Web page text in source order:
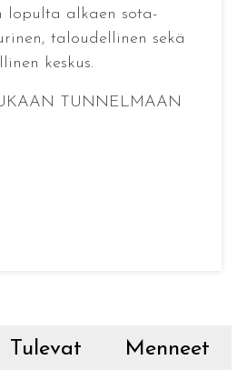
lopulta alkaen sota-
taloudellinen sekä
keskus.
TUNNELMAAN
Tulevat Menneet